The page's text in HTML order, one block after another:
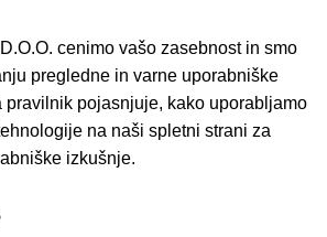
cenimo vašo zasebnost in smo
pregledne in varne uporabniške
pravilnik pojasnjuje, kako uporabljamo
na naši spletni strani za
izkušnje.